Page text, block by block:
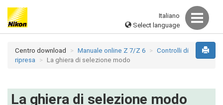
Italiano
Select language
Centro download Manuale online Z 7/Z 6
Controlli di
ripresa
La ghiera di selezione modo
La ghiera di selezione modo